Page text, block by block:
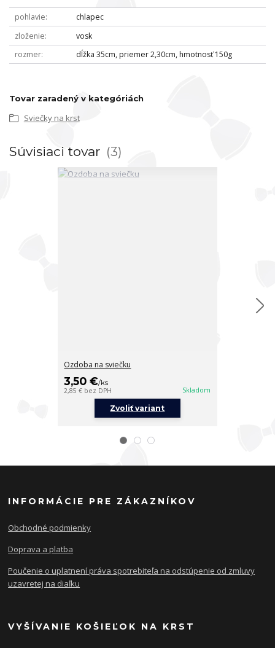
pohlavie
chlapec
zloženie
vosk
rozmer
dĺžka 35cm, priemer 2,30cm, hmotnosť 150g
Tovar zaradený v kategóriách
Sviečky na krst
Súvisiaci tovar 3
Ozdoba na sviečku
3,50 €/ks
2,85 € bez DPH Skladom
Zvoliť variant
INFORMÁCIE PRE ZÁKAZNÍKOV
Obchodné podmienky
Doprava a platba
Poučenie o uplatnení práva spotrebiteľa na odstúpenie od zmluvy
uzavretej na diaľku
VYŠÍVANIE KOŠIEĽOK NA KRST